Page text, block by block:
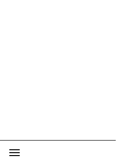
Toggle Navigation